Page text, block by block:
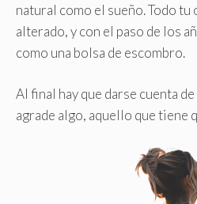
natural como el sueño. Todo tu
alterado, y con el paso de los
como una bolsa de escombro.
Al final hay que darse cuenta
agrade algo, aquello que tiene